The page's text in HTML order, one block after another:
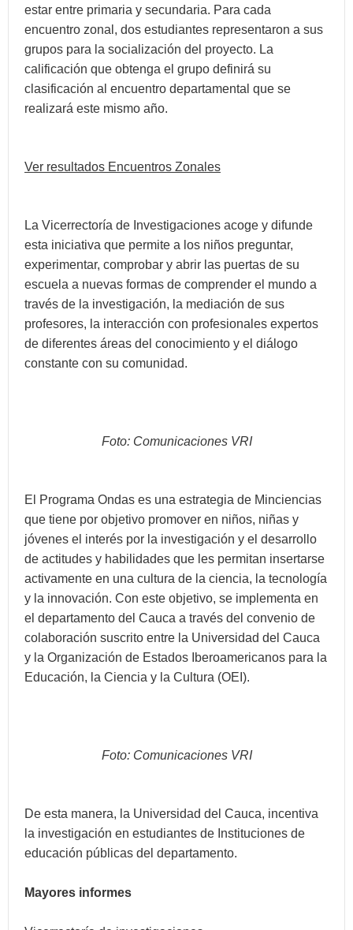
estar entre primaria y secundaria. Para cada
encuentro zonal, dos estudiantes representaron a sus
grupos para la socialización del proyecto. La
calificación que obtenga el grupo definirá su
clasificación al encuentro departamental que se
realizará este mismo año.
Ver resultados Encuentros Zonales
La Vicerrectoría de Investigaciones acoge y difunde
esta iniciativa que permite a los niños preguntar,
experimentar, comprobar y abrir las puertas de su
escuela a nuevas formas de comprender el mundo a
través de la investigación, la mediación de sus
profesores, la interacción con profesionales expertos
de diferentes áreas del conocimiento y el diálogo
constante con su comunidad.
Foto: Comunicaciones VRI
El Programa Ondas es una estrategia de Minciencias
que tiene por objetivo promover en niños, niñas y
jóvenes el interés por la investigación y el desarrollo
de actitudes y habilidades que les permitan insertarse
activamente en una cultura de la ciencia, la tecnología
y la innovación. Con este objetivo, se implementa en
el departamento del Cauca a través del convenio de
colaboración suscrito entre la Universidad del Cauca
y la Organización de Estados Iberoamericanos para la
Educación, la Ciencia y la Cultura (OEI).
Foto: Comunicaciones VRI
De esta manera, la Universidad del Cauca, incentiva
la investigación en estudiantes de Instituciones de
educación públicas del departamento.
Mayores informes